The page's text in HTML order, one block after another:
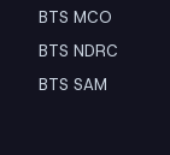
BTS MCO
BTS NDRC
BTS SAM